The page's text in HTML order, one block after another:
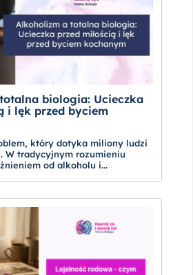
biologia: Ucieczka
i lęk przed byciem
który dotyka miliony ludzi
W tradycyjnym rozumieniu
od alkoholu i...